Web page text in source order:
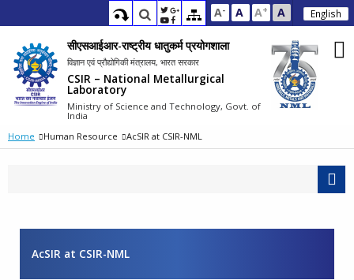
A- A A+ A English
सीएसआईआर-राष्ट्रीय धातुकर्म प्रयोगशाला
विज्ञान एवं प्रौद्योगिकी मंत्रालय, भारत सरकार
CSIR – National Metallurgical
Laboratory
Ministry of Science and Technology, Govt. of
India
Home
Human Resource AcSIR at CSIR-NML
AcSIR at CSIR-NML